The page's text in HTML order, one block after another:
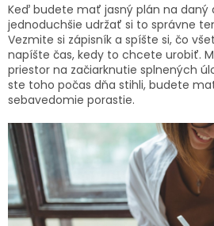
Keď budete mať jasný plán na daný
jednoduchšie udržať si to správne
Vezmite si zápisník a spíšte si, čo
napíšte čas, kedy to chcete urobiť.
priestor na začiarknutie splnených
ste toho počas dňa stihli, budete
sebavedomie porastie.